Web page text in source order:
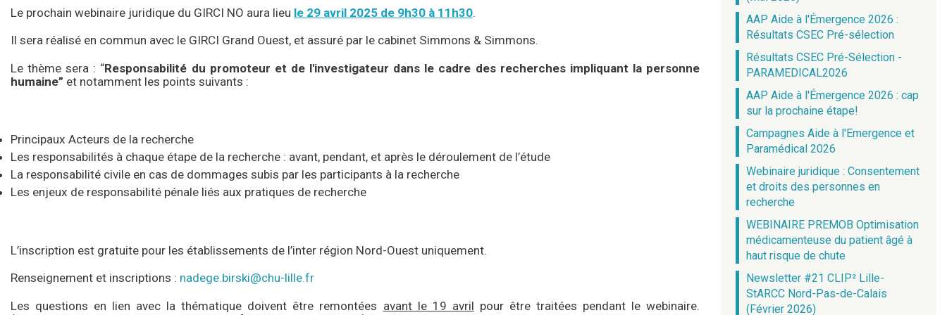
Le prochain webinaire juridique du GIRCI NO aura lieu le 29 avril 2025 de 9h30 à 11h30.
Il sera réalisé en commun avec le GIRCI Grand Ouest, et assuré par le cabinet Simmons & Simmons.
Le thème sera : “Responsabilité du promoteur et de l'investigateur dans le cadre des recherches impliquant la personne
humaine” et notamment les points suivants :
Principaux Acteurs de la recherche
Les responsabilités à chaque étape de la recherche : avant, pendant, et après le déroulement de l’étude
La responsabilité civile en cas de dommages subis par les participants à la recherche
Les enjeux de responsabilité pénale liés aux pratiques de recherche
L’inscription est gratuite pour les établissements de l’inter région Nord-Ouest uniquement.
Renseignement et inscriptions : nadege.birski@chu-lille.fr
Les questions en lien avec la thématique doivent être remontées avant le 19 avril pour être traitées pendant le webinaire.
AAP Aide à l'Émergence 2026 :
Résultats CSEC Pré-sélection
Résultats CSEC Pré-Sélection -
PARAMEDICAL2026
AAP Aide à l'Émergence 2026 : cap
sur la prochaine étape!
Campagnes Aide à l'Emergence et
Paramédical 2026
Webinaire juridique : Consentement
et droits des personnes en
recherche
WEBINAIRE PREMOB Optimisation
médicamenteuse du patient âgé à
haut risque de chute
Newsletter #21 CLIP² Lille-
StARCC Nord-Pas-de-Calais
(Février 2026)